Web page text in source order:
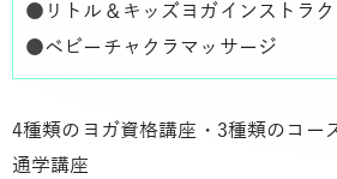
● リトル＆キッズヨガインストラ
●ベビーチャクラマッサージ
4種類のヨガ資格講座・3種類のコー
通学講座